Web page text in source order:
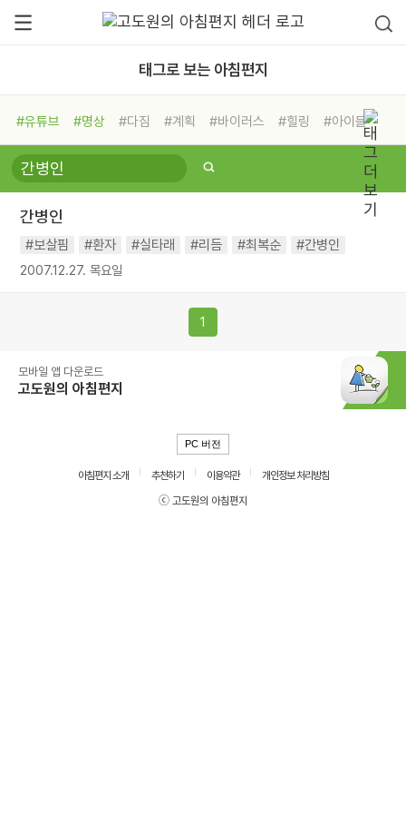
태그로 보는 아침편지
#유튜브 #명상 #다짐 #계획 #바이러스 #힐링
#아이들
#비전캠프
#독서캠프 #삶
#희망
#나눔 #친구 #링컨학교
#독서
#건강
간병인
#보살핌 #환자 #실타래 #리듬 #최복순 #간병인
2007.12.27. 목요일
1
모바일 앱 다운로드
고도원의 아침편지
PC 버전
아침편지 소개 추천하기 이용약관
개인정보 처리방침
ⓒ 고도원의 아침편지